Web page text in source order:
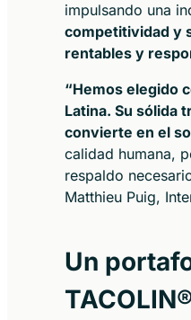
impulsando una
competitividad y
rentables y
“Hemos elegido
Latina. Su sólida
convierte en el
calidad humana,
respaldo
Matthieu Puig,
Un